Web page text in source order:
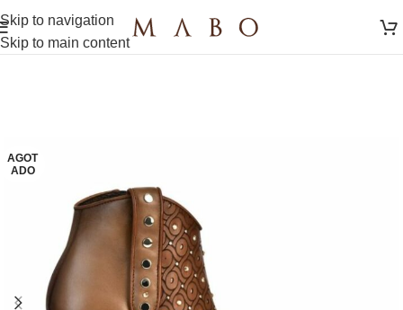
Skip to navigation
Skip to main content
AGOT
ADO